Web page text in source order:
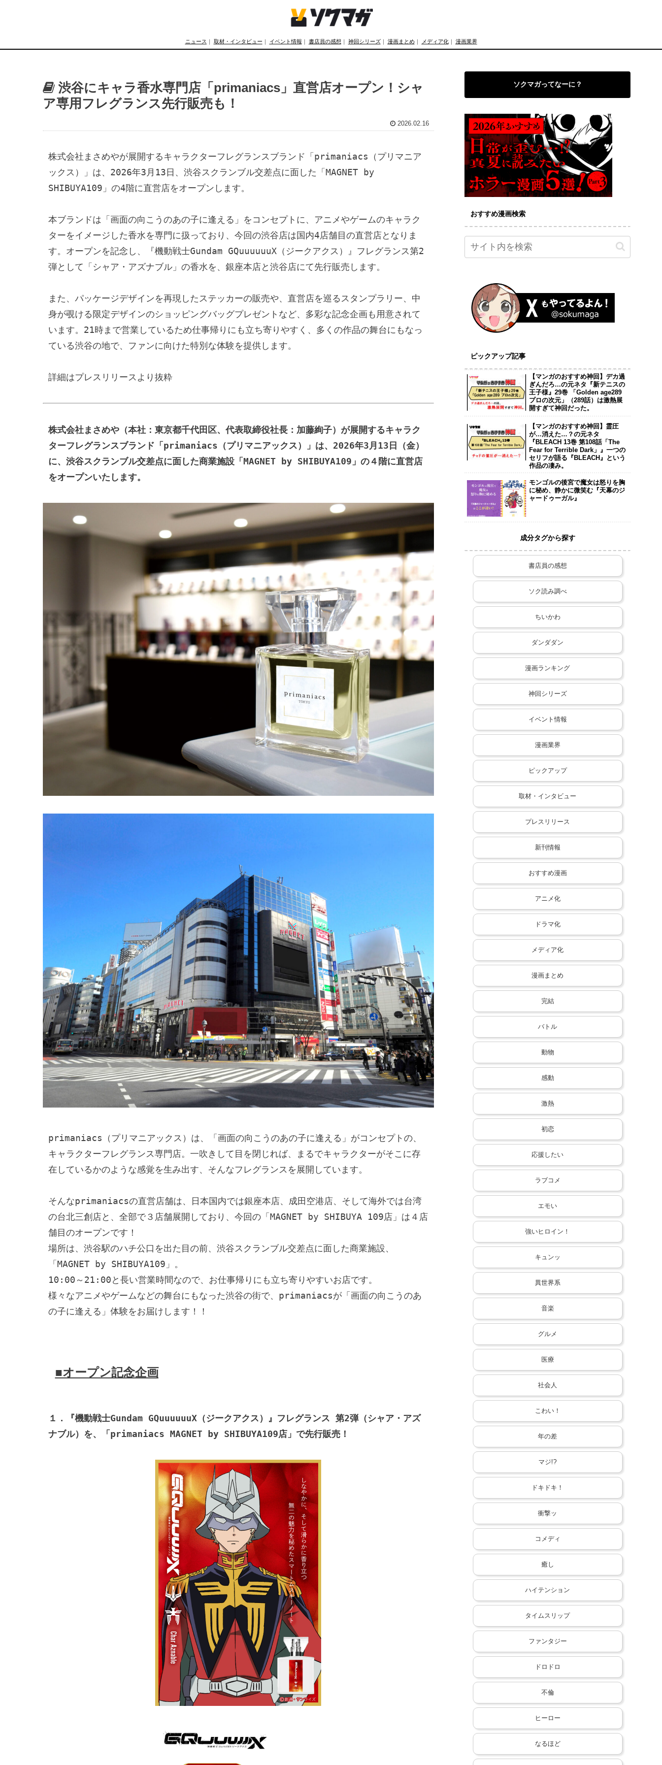
ニュース ｜ 取材・インタビュー ｜ イベント情報 ｜ 書店員の感想 ｜ 神回シリーズ｜ 漫画まとめ｜ メディア化｜ 漫画業界
渋谷にキャラ香水専門店「primaniacs」直営店オープン！シャ
ア専用フレグランス先行販売も！
2026.02.16
株式会社まさめやが展開するキャラクターフレグランスブランド「primaniacs（プリマニア
ックス）」は、2026年3月13日、渋谷スクランブル交差点に面した「MAGNET by
SHIBUYA109」の4階に直営店をオープンします。
本ブランドは「画面の向こうのあの子に逢える」をコンセプトに、アニメやゲームのキャラク
ターをイメージした香水を専門に扱っており、今回の渋谷店は国内4店舗目の直営店となりま
す。オープンを記念し、『機動戦士Gundam GQuuuuuuX（ジークアクス）』フレグランス第2
弾として「シャア・アズナブル」の香水を、銀座本店と渋谷店にて先行販売します。
また、パッケージデザインを再現したステッカーの販売や、直営店を巡るスタンプラリー、中
身が覗ける限定デザインのショッピングバッグプレゼントなど、多彩な記念企画も用意されて
います。21時まで営業しているため仕事帰りにも立ち寄りやすく、多くの作品の舞台にもなっ
ている渋谷の地で、ファンに向けた特別な体験を提供します。
詳細はプレスリリースより抜粋
株式会社まさめや（本社：東京都千代田区、代表取締役社長：加藤絢子）が展開するキャラク
ターフレグランスブランド「primaniacs（プリマニアックス）」は、2026年3月13日（金）
に、渋谷スクランブル交差点に面した商業施設「MAGNET by SHIBUYA109」の４階に直営店
をオープンいたします。
primaniacs（プリマニアックス）は、「画面の向こうのあの子に逢える」がコンセプトの、
キャラクターフレグランス専門店。一吹きして目を閉じれば、まるでキャラクターがそこに存
在しているかのような感覚を生み出す、そんなフレグランスを展開しています。
そんなprimaniacsの直営店舗は、日本国内では銀座本店、成田空港店、そして海外では台湾
の台北三創店と、全部で３店舗展開しており、今回の「MAGNET by SHIBUYA 109店」は４店
舗目のオープンです！
場所は、渋谷駅のハチ公口を出た目の前、渋谷スクランブル交差点に面した商業施設、
「MAGNET by SHIBUYA109」。
10:00～21:00と長い営業時間なので、お仕事帰りにも立ち寄りやすいお店です。
様々なアニメやゲームなどの舞台にもなった渋谷の街で、primaniacsが「画面の向こうのあ
の子に逢える」体験をお届けします！！
■オープン記念企画
１．『機動戦士Gundam GQuuuuuuX（ジークアクス）』フレグランス 第2弾（シャア・アズ
ナブル）を、「primaniacs MAGNET by SHIBUYA109店」で先行販売！
ソクマガってなーに？
おすすめ漫画検索
ピックアップ記事
【マンガのおすすめ神回】デカ過
ぎんだろ…の元ネタ『新テニスの
王子様』29巻 「Golden age289
プロの次元」（289話）は激熱展
開すぎて神回だった。
【マンガのおすすめ神回】霊圧
が…消えた…？の元ネタ
『BLEACH 13巻 第108話「The
Fear for Terrible Dark」』一つの
セリフが語る『BLEACH』という
作品の凄み。
モンゴルの後宮で魔女は怒りを胸
に秘め、静かに微笑む『天幕のジ
ャードゥーガル』
成分タグから探す
書店員の感想
ソク読み調べ
ちいかわ
ダンダダン
漫画ランキング
神回シリーズ
イベント情報
漫画業界
ピックアップ
取材・インタビュー
プレスリリース
新刊情報
おすすめ漫画
アニメ化
ドラマ化
メディア化
漫画まとめ
完結
バトル
動物
感動
激熱
初恋
応援したい
ラブコメ
エモい
強いヒロイン！
キュンッ
異世界系
音楽
グルメ
医療
社会人
こわい！
年の差
マジ!?
ドキドキ！
衝撃ッ
コメディ
癒し
ハイテンション
タイムスリップ
ファンタジー
ドロドロ
不倫
ヒーロー
なるほど